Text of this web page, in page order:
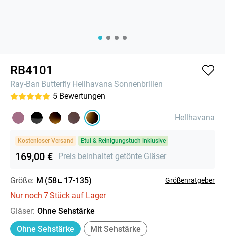
RB4101
Ray-Ban Butterfly Hellhavana Sonnenbrillen
5 Bewertungen
Hellhavana
Kostenloser Versand Etui & Reinigungstuch inklusive
169,00 € Preis beinhaltet getönte Gläser
Größe: M (58 17-135) Größenratgeber
Nur noch 7Stück auf Lager
Gläser: Ohne Sehstärke
Ohne Sehstärke
Mit Sehstärke